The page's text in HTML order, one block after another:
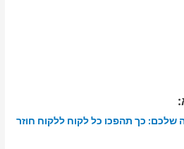
כך תהפכו כל לקוח ללקוח חוזר